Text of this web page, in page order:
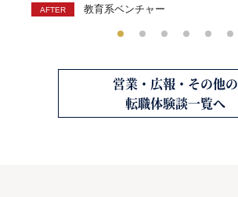
教育系ベンチャー
営業・広報・その他の
転職体験談一覧へ